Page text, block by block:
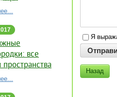
Я
Назад
все
пространства